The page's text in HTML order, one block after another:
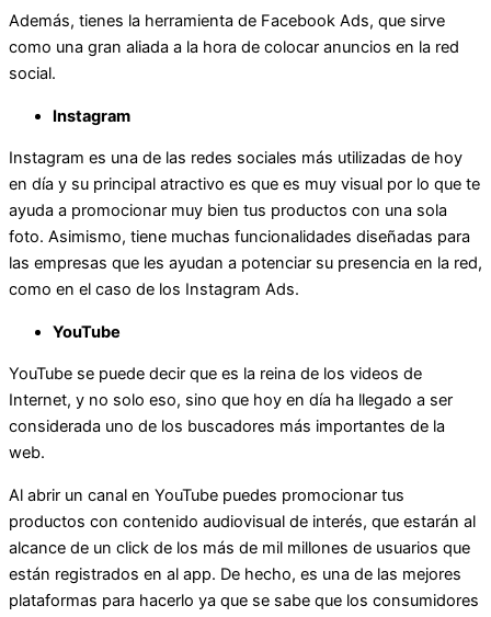
Además, tienes la herramienta de Facebook Ads, que sirve
como una gran aliada a la hora de colocar anuncios en la red
social.
Instagram
Instagram es una de las redes sociales más utilizadas de hoy
en día y su principal atractivo es que es muy visual por lo que te
ayuda a promocionar muy bien tus productos con una sola
foto. Asimismo, tiene muchas funcionalidades diseñadas para
las empresas que les ayudan a potenciar su presencia en la red,
como en el caso de los Instagram Ads.
YouTube
YouTube se puede decir que es la reina de los videos de
Internet, y no solo eso, sino que hoy en día ha llegado a ser
considerada uno de los buscadores más importantes de la
web.
Al abrir un canal en YouTube puedes promocionar tus
productos con contenido audiovisual de interés, que estarán al
alcance de un click de los más de mil millones de usuarios que
están registrados en al app. De hecho, es una de las mejores
plataformas para hacerlo ya que se sabe que los consumidores